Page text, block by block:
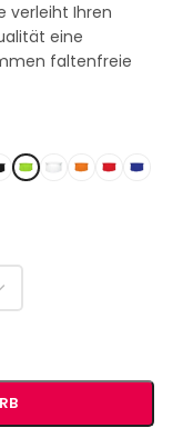
verleiht Ihren
eine
faltenfreie